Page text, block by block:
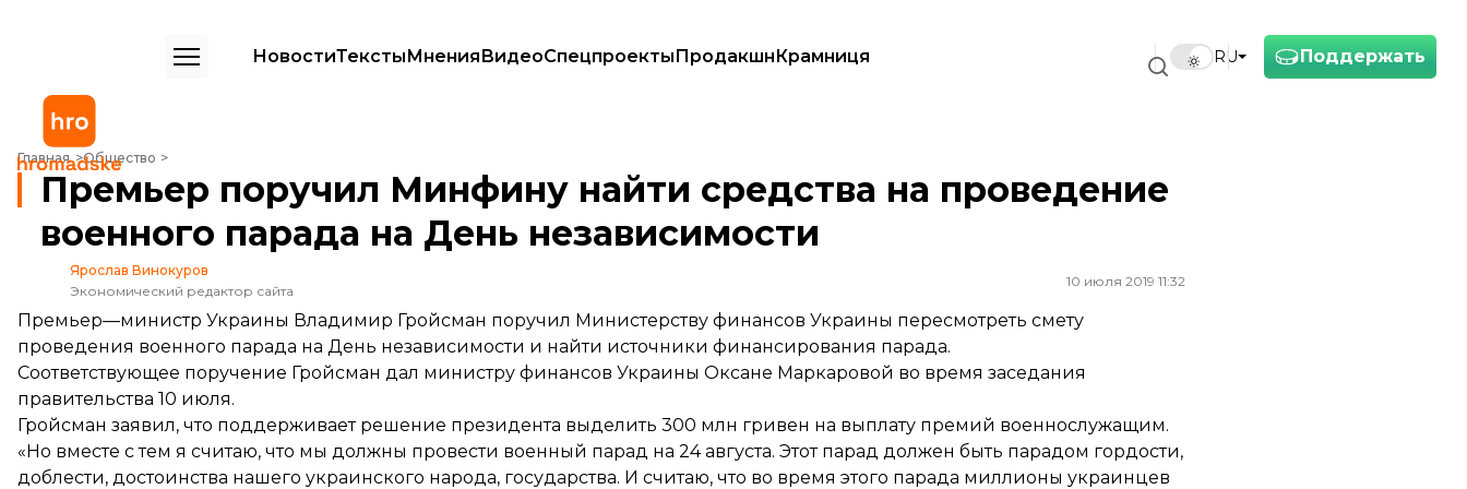
Поддержать
RU
НовостиТекстыМненияВидеоСпецпроектыПродакшнКрамниця
Главная Общество
Премьер поручил Минфину найти средства на проведение военного парада на День независимости
Премьер поручил Минфину найти средства на проведение
военного парада на День независимости
Ярослав Винокуров
Экономический редактор сайта
10 июля 2019 11:32
Премьер—министр Украины Владимир Гройсман поручил Министерству финансов Украины пересмотреть смету
проведения военного парада на День независимости и найти источники финансирования парада.
Соответствующее поручение Гройсман дал министру финансов Украины Оксане Маркаровой во время заседания
правительства 10 июля.
Гройсман заявил, что поддерживает решение президента выделить 300 млн гривен на выплату премий военнослужащим.
«Но вместе с тем я считаю, что мы должны провести военный парад на 24 августа. Этот парад должен быть парадом гордости,
доблести, достоинства нашего украинского народа, государства. И считаю, что во время этого парада миллионы украинцев